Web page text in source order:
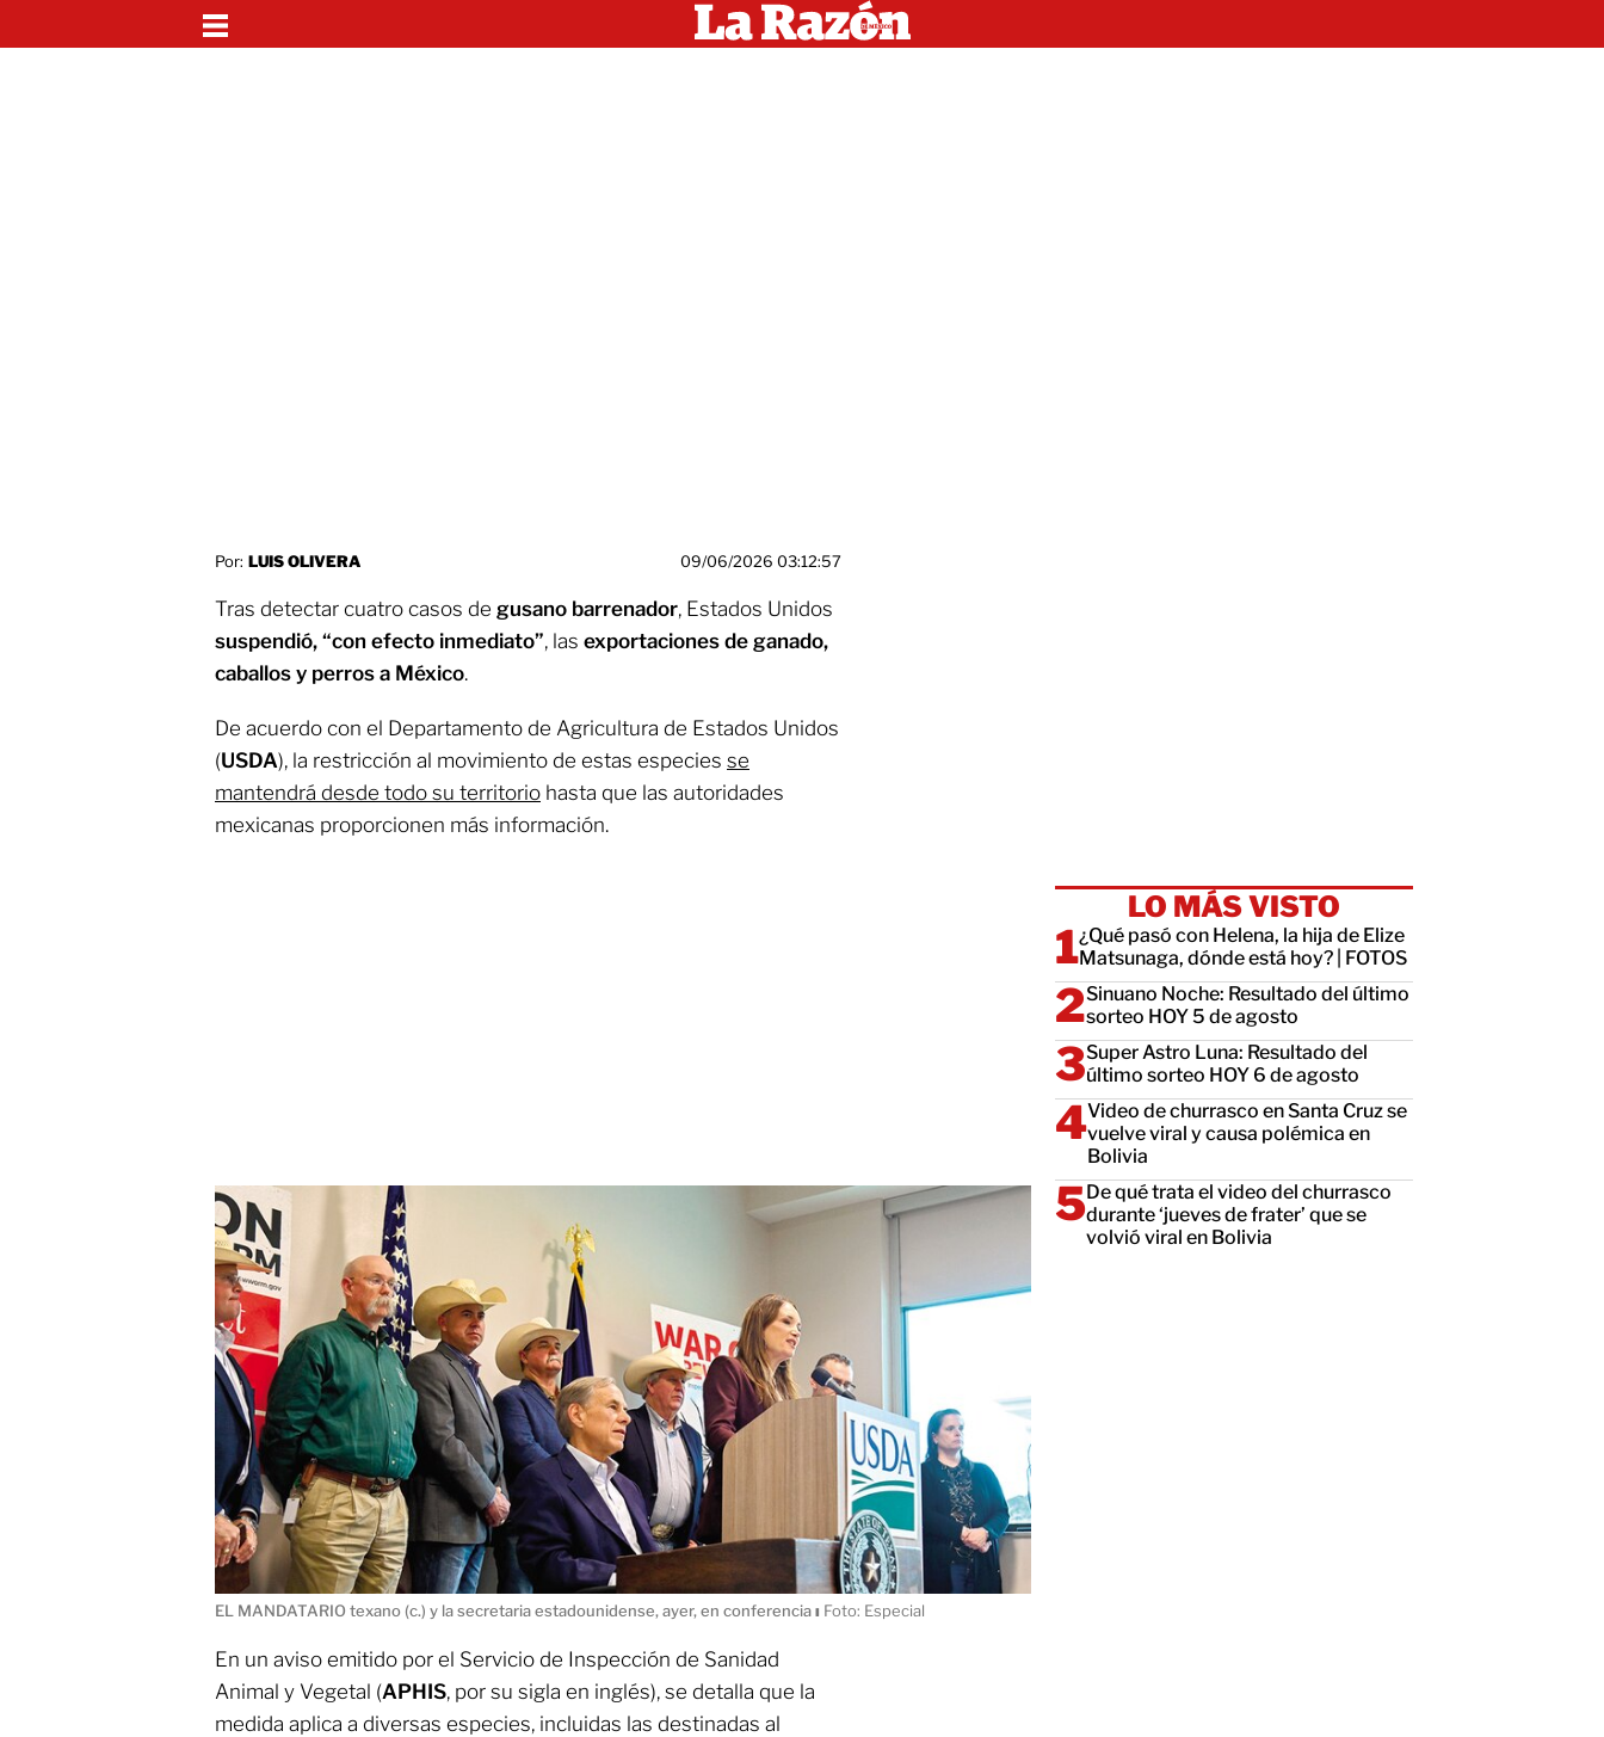
Por: LUIS OLIVERA 09/06/2026 03:12:57
Tras detectar cuatro casos de gusano barrenador, Estados Unidos
suspendió, “con efecto inmediato”, las exportaciones de ganado,
caballos y perros a México.
De acuerdo con el Departamento de Agricultura de Estados Unidos
(USDA), la restricción al movimiento de estas especies se
mantendrá desde todo su territorio hasta que las autoridades
mexicanas proporcionen más información.
EL MANDATARIO texano (c.) y la secretaria estadounidense, ayer, en conferenciaı Foto: Especial
En un aviso emitido por el Servicio de Inspección de Sanidad
Animal y Vegetal (APHIS, por su sigla en inglés), se detalla que la
medida aplica a diversas especies, incluidas las destinadas al
LO MÁS VISTO
¿Qué pasó con Helena, la hija de Elize
Matsunaga, dónde está hoy? | FOTOS
Sinuano Noche: Resultado del último
sorteo HOY 5 de agosto
Super Astro Luna: Resultado del
último sorteo HOY 6 de agosto
Video de churrasco en Santa Cruz se
vuelve viral y causa polémica en
Bolivia
De qué trata el video del churrasco
durante ‘jueves de frater’ que se
volvió viral en Bolivia